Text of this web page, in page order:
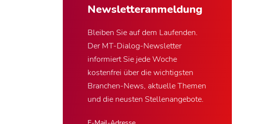
Newsletter­anmeldung
Bleiben Sie auf dem Laufenden.
Der MT-Dialog-Newsletter
informiert Sie jede Woche
kostenfrei über die wichtigsten
Branchen-News, aktuelle Themen
und die neusten Stellenangebote.